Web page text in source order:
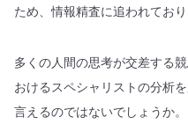
ため、情報精査に追われており
多くの人間の思考が交差する
おけるスペシャリストの分析
言えるのではないでしょうか。